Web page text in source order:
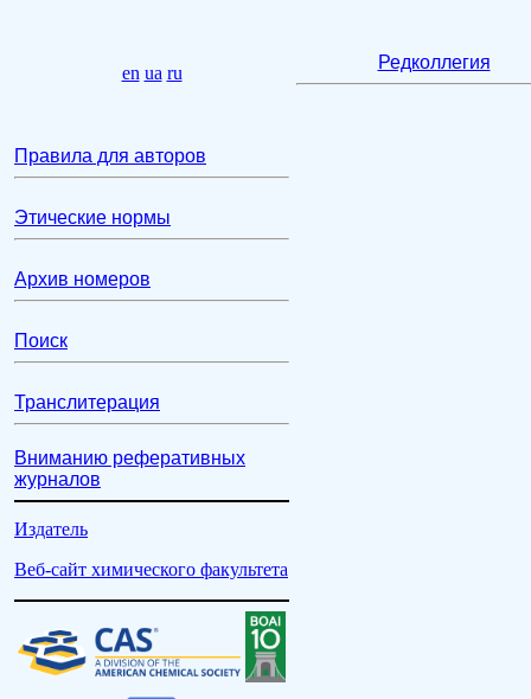
en ua ru
Редколлегия
Правила для авторов
Этические нормы
Архив номеров
Поиск
Транслитерация
Вниманию реферативных
журналов
Издатель
Веб-сайт химического факультета